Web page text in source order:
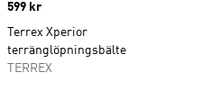
Price
599 kr
Terrex Xperior
terränglöpningsbälte
TERREX